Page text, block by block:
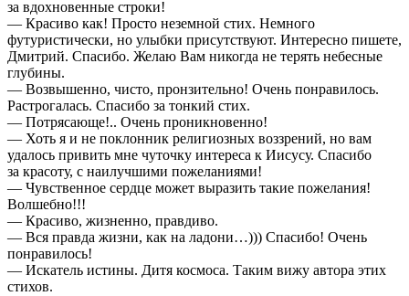
за вдохновенные строки!
— Красиво как! Просто неземной стих. Немного
футуристически, но улыбки присутствуют. Интересно пишете,
Дмитрий. Спасибо. Желаю Вам никогда не терять небесные
глубины.
— Возвышенно, чисто, пронзительно! Очень понравилось.
Растрогалась. Спасибо за тонкий стих.
— Потрясающе!.. Очень проникновенно!
— Хоть я и не поклонник религиозных воззрений, но вам
удалось привить мне чуточку интереса к Иисусу. Спасибо
за красоту, с наилучшими пожеланиями!
— Чувственное сердце может выразить такие пожелания!
Волшебно!!!
— Красиво, жизненно, правдиво.
— Вся правда жизни, как на ладони…))) Спасибо! Очень
понравилось!
— Искатель истины. Дитя космоса. Таким вижу автора этих
стихов.